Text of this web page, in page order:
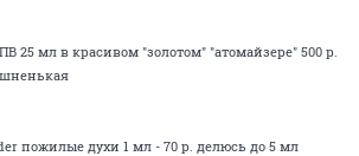
25 мл в красивом "золотом" "атомайзере" 500 р.
пожилые духи 1 мл - 70 р. делюсь до 5 мл